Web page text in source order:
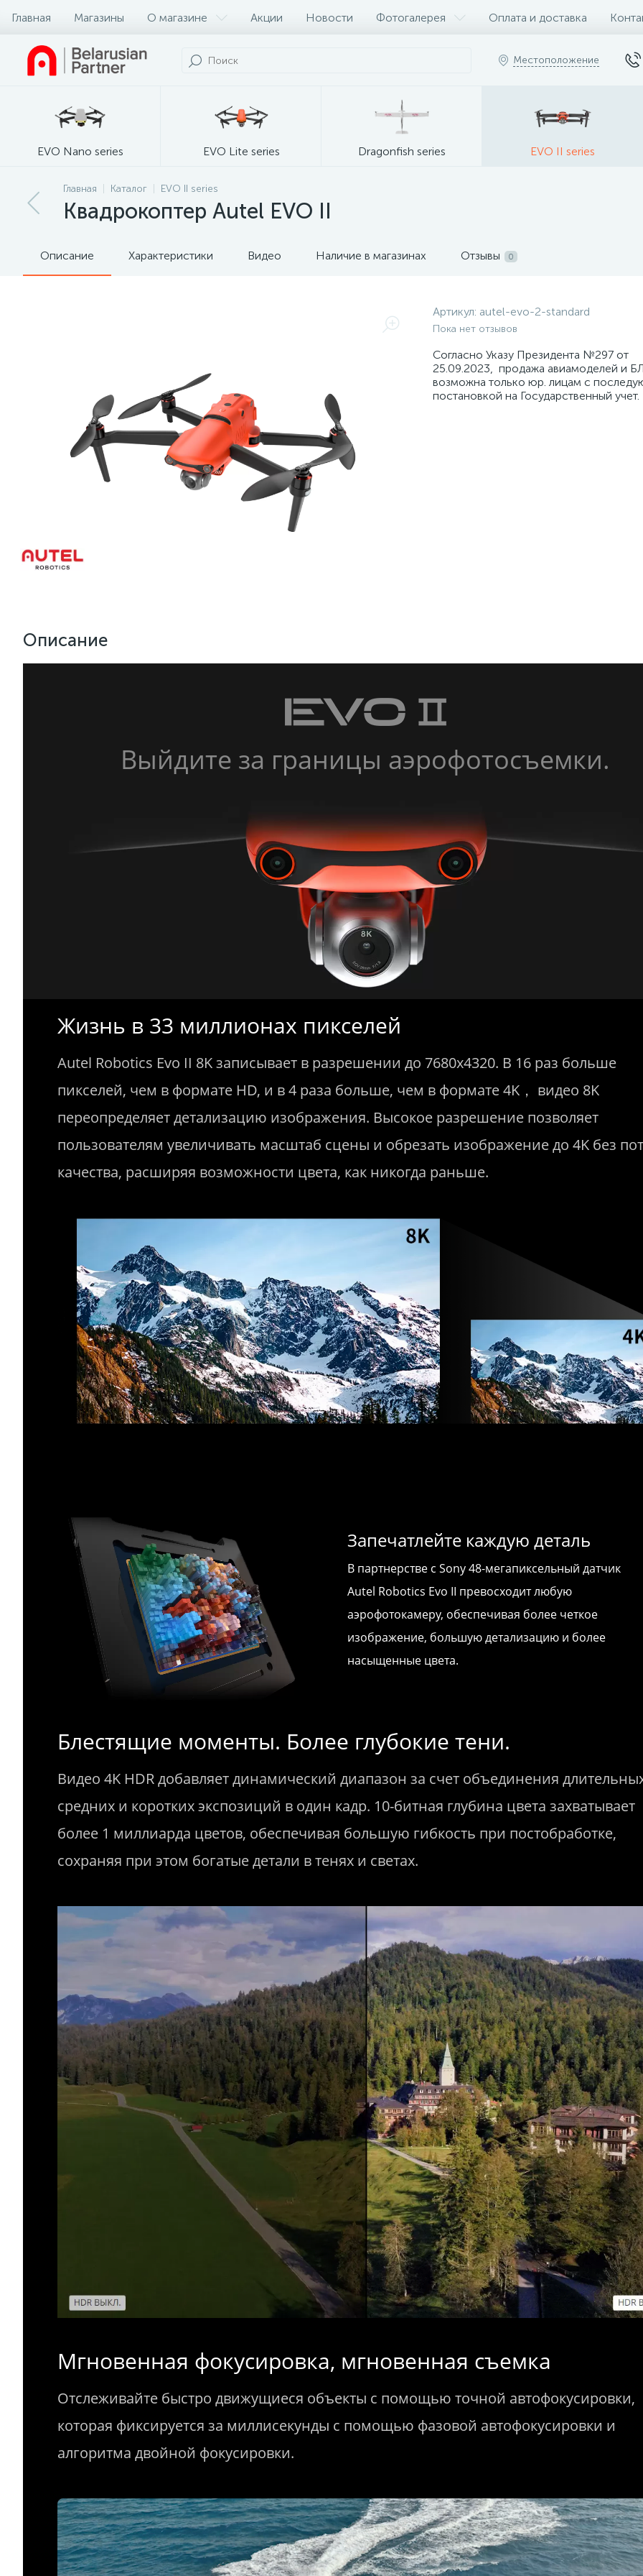
Главная Магазины О магазине Акции Новости Фотогалерея Оплата и доставка
Местоположение
EVO Nano series EVO Lite series Dragonfish series EVO II series
Главная Каталог EVO II series
Квадрокоптер Autel EVO II
Описание Характеристики Видео Наличие в магазинах Отзывы 0
Артикул: autel-evo-2-standard
Пока нет отзывов
Согласно Указу Президента №297 от
25.09.2023, продажа авиамоделей и
возможна только юр. лицам с
постановкой на Государственный учет.
Описание
Выйдите за границы аэрофотосъемки.
Жизнь в 33 миллионах пикселей
Autel Robotics Evo II 8K записывает в разрешении до 7680x4320. В 16 раз больше
пикселей, чем в формате HD, и в 4 раза больше, чем в формате 4K， видео 8K
переопределяет детализацию изображения. Высокое разрешение позволяет
пользователям увеличивать масштаб сцены и обрезать изображение до 4K без
качества, расширяя возможности цвета, как никогда раньше.
Запечатлейте каждую деталь
В партнерстве с Sony 48-мегапиксельный датчик
Autel Robotics Evo II превосходит любую
аэрофотокамеру, обеспечивая более четкое
изображение, большую детализацию и более
насыщенные цвета.
Блестящие моменты. Более глубокие тени.
Видео 4K HDR добавляет динамический диапазон за счет объединения
средних и коротких экспозиций в один кадр. 10-битная глубина цвета захватывает
более 1 миллиарда цветов, обеспечивая большую гибкость при постобработке,
сохраняя при этом богатые детали в тенях и светах.
Мгновенная фокусировка, мгновенная съемка
Отслеживайте быстро движущиеся объекты с помощью точной автофокусировки,
которая фиксируется за миллисекунды с помощью фазовой автофокусировки и
алгоритма двойной фокусировки.